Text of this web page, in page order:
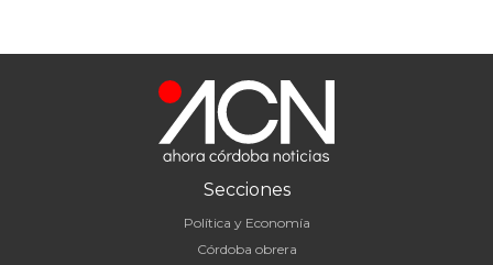
Secciones
Política y Economía
Córdoba obrera